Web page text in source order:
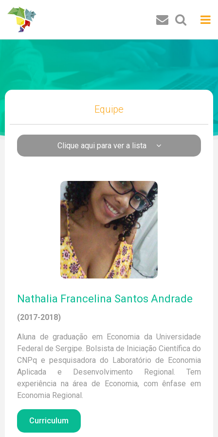
Buscar
Equipe
Clique aqui para ver a lista
Luiz Carlos de Santana Ribeiro
José Ricardo de Santana
Fernanda Esperidião
José Roberto de Lima Andrade
Fábio Rodrigues de Moura
Marco Antônio Jorge
Elton Eduardo Freitas
Alunos de Pós graduação
Ítalo Spinelli da Cruz
João Erick Alexandre Barbosa Costa
Felipe Mascarenhas Couto
Libânia Araújo Silva
Lindomayara França Ferreira
Lizandra Duarte da Silva
Olga Hianni Portugal Vieira
Samia Mercado Alvarenga
Alessandro Augusto Costa Xavier
Alexandre Pedro Moreira
Daniel Santos da Silva
Gustavo Conceição Santos
Jessycka Portela de Brito
Nathalia Francelina Santos Andrade
(2017-2018)
Aluna de graduação em Economia da Universidade
Federal de Sergipe. Bolsista de Iniciação Científica do
CNPq e pesquisadora do Laboratório de Economia
Aplicada e Desenvolvimento Regional. Tem
experiência na área de Economia, com ênfase em
Economia Regional.
Curriculum